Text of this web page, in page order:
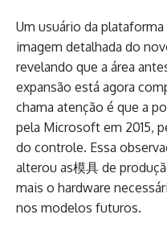
Um usuário da
imagem detalhada do
revelando que a área
expansão está agora
chama atenção é que a
pela Microsoft em 2015,
do controle. Essa
alterou as模具 de
mais o hardware
nos modelos futuros.